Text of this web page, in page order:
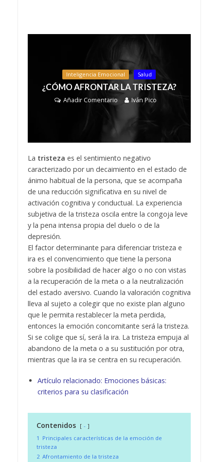
Inteligencia Emocional Salud
¿CÓMO AFRONTAR LA TRISTEZA?
Añadir Comentario Iván Pico
La tristeza es el sentimiento negativo
caracterizado por un decaimiento en el estado de
ánimo habitual de la persona, que se acompaña
de una reducción significativa en su nivel de
activación cognitiva y conductual. La experiencia
subjetiva de la tristeza oscila entre la congoja leve
y la pena intensa propia del duelo o de la
depresión.
El factor determinante para diferenciar tristeza e
ira es el convencimiento que tiene la persona
sobre la posibilidad de hacer algo o no con vistas
a la recuperación de la meta o a la neutralización
del estado aversivo. Cuando la valoración cognitiva
lleva al sujeto a colegir que no existe plan alguno
que le permita restablecer la meta perdida,
entonces la emoción concomitante será la tristeza.
Si se colige que sí, será la ira. La tristeza empuja al
abandono de la meta o a su sustitución por otra,
mientras que la ira se centra en su recuperación.
Artículo relacionado: Emociones básicas:
criterios para su clasificación
Contenidos
-
1 Principales características de la emoción de
tristeza
2 Afrontamiento de la tristeza